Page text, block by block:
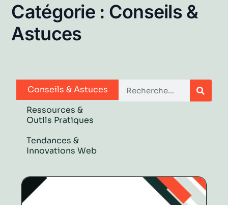
Catégorie : Conseils &
Astuces
Conseils & Astuces
Ressources &
Outils Pratiques
Tendances &
Innovations Web
Rechercher